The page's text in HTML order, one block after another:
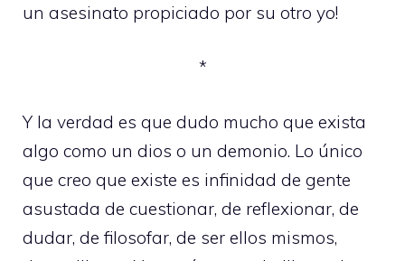
un asesinato propiciado por su otro yo!
*
Y la verdad es que dudo mucho que exista
algo como un dios o un demonio. Lo único
que creo que existe es infinidad de gente
asustada de cuestionar, de reflexionar, de
dudar, de filosofar, de ser ellos mismos,